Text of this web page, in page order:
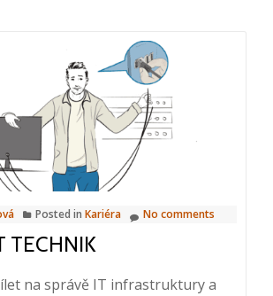
Posted in Kariéra No comments
TECHNIK
na správě IT infrastruktury a